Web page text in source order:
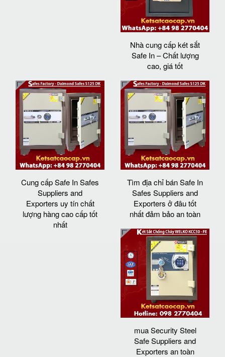
Nhà cung cấp két sắt
Safe In – Chất lượng
cao, giá tốt
Cung cấp Safe In Safes
Suppliers and
Exporters uy tín chất
lượng hàng cao cấp tốt
nhất
Tìm địa chỉ bán Safe In
Safes Suppliers and
Exporters ở đâu tốt
nhất đảm bảo an toàn
mua Security Steel
Safe Suppliers and
Exporters an toàn